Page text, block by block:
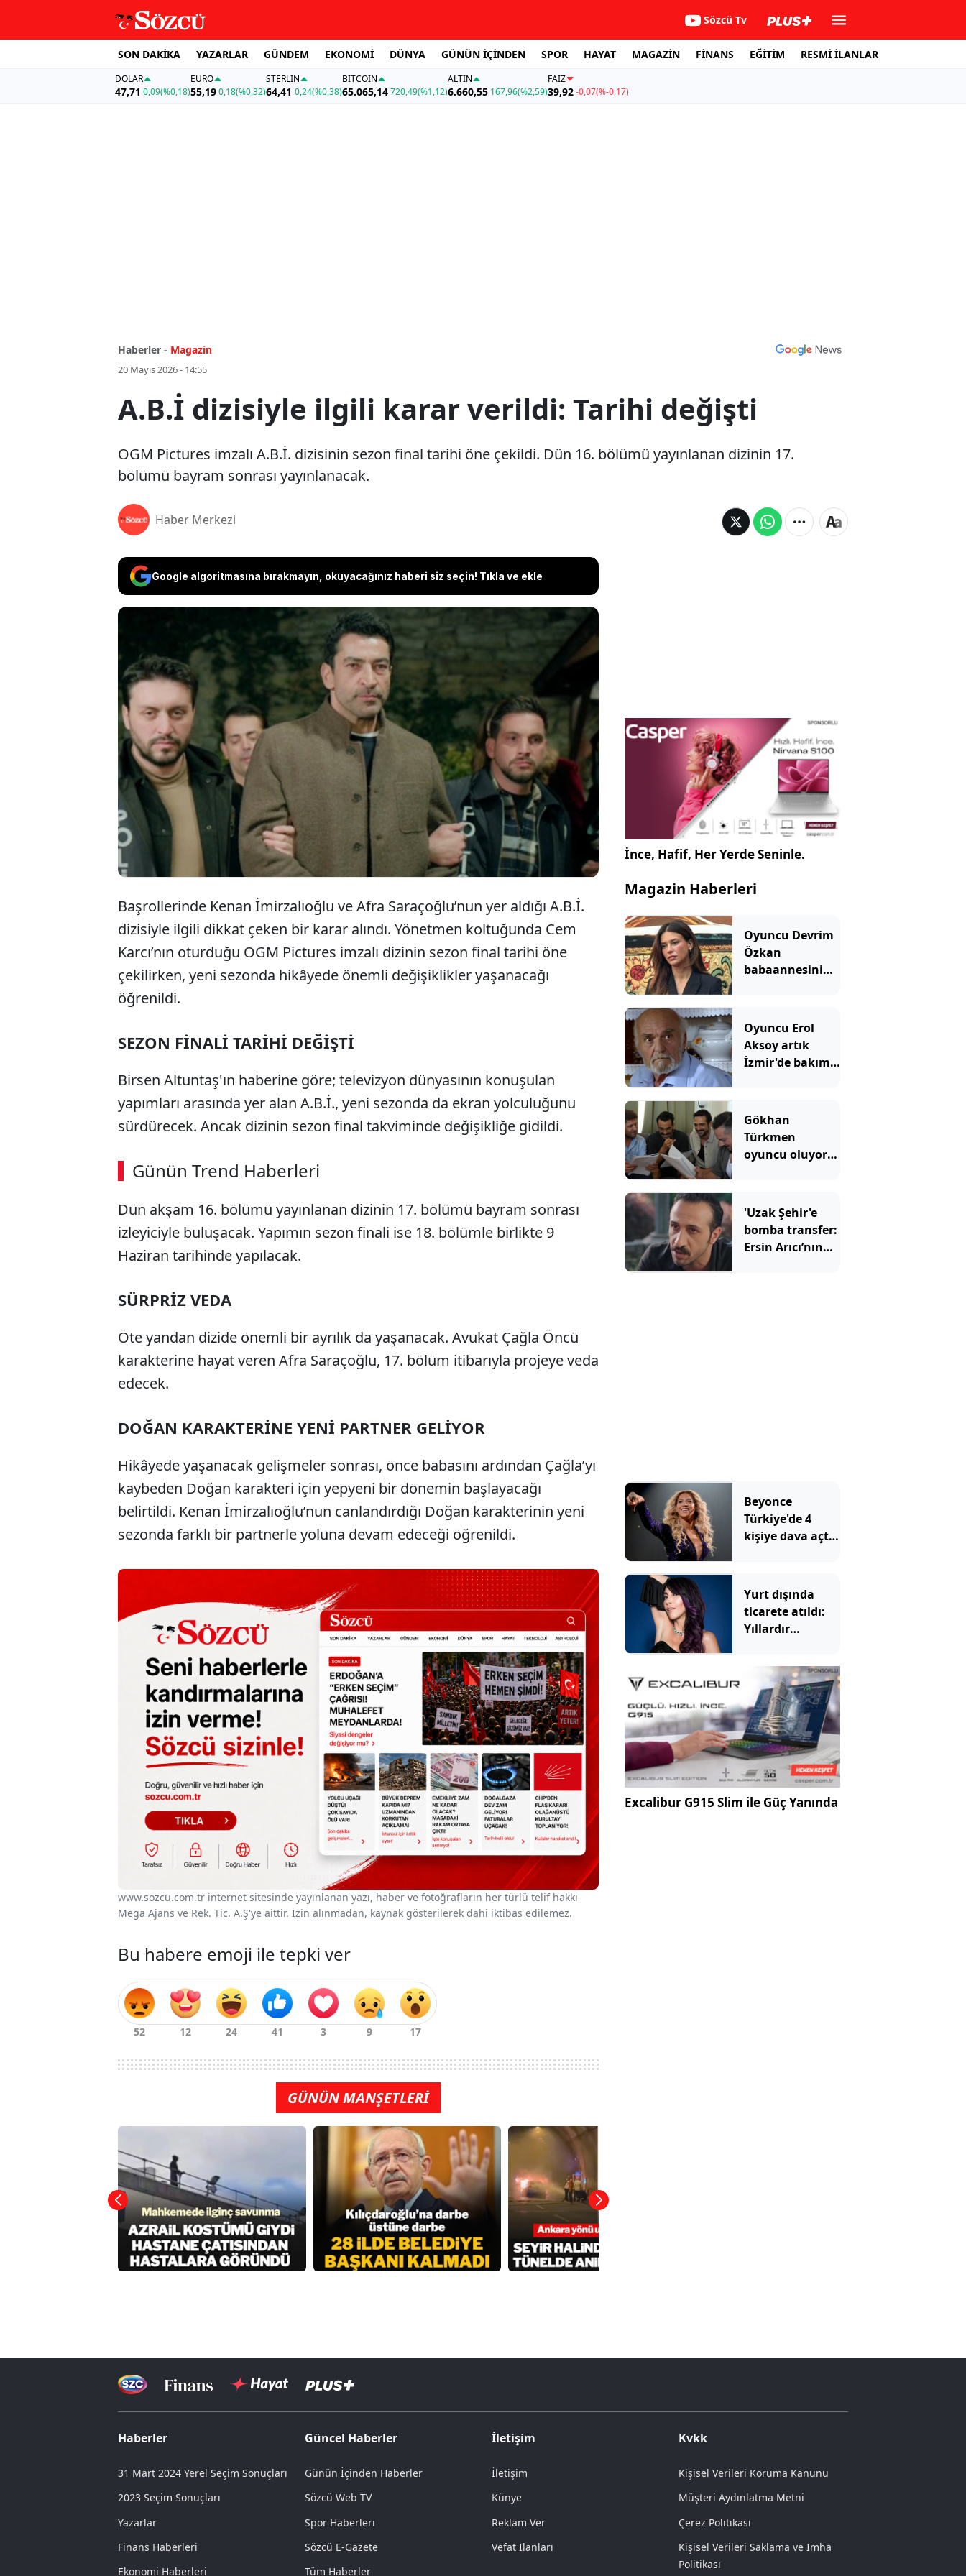
Sözcü Tv
SON DAKİKA YAZARLAR GÜNDEM EKONOMİ DÜNYA GÜNÜN İÇİNDEN SPOR HAYAT MAGAZİN FİNANS EĞİTİM RESMİ İLANLAR
DOLAR
47,71 0,09(%0,18)
EURO
55,19 0,18(%0,32)
STERLIN
64,41 0,24(%0,38)
BITCOIN
65.065,14720,49(%1,12)
ALTIN
6.660,55 167,96(%2,59)
FAİZ
39,92-0,07(%-0,17)
Haberler - Magazin
20 Mayıs 2026 - 14:55
A.B.İ dizisiyle ilgili karar verildi: Tarihi değişti
OGM Pictures imzalı A.B.İ. dizisinin sezon final tarihi öne çekildi. Dün 16. bölümü yayınlanan dizinin 17.
bölümü bayram sonrası yayınlanacak.
Haber Merkezi
Google algoritmasına bırakmayın, okuyacağınız haberi siz seçin! Tıkla ve ekle
OGM Pictures imzalı A.B.İ. dizisinin sezon final tarihi
öne çekildi. Dün 16. bölümü yayınlanan dizinin 17.
bölümü bayram sonrası yayınlanacak.
Başrollerinde Kenan İmirzalıoğlu ve Afra Saraçoğlu’nun yer aldığı A.B.İ.
dizisiyle ilgili dikkat çeken bir karar alındı. Yönetmen koltuğunda Cem
Karcı’nın oturduğu OGM Pictures imzalı dizinin sezon final tarihi öne
çekilirken, yeni sezonda hikâyede önemli değişiklikler yaşanacağı
öğrenildi.
SEZON FİNALİ TARİHİ DEĞİŞTİ
Birsen Altuntaş'ın haberine göre; televizyon dünyasının konuşulan
yapımları arasında yer alan A.B.İ., yeni sezonda da ekran yolculuğunu
sürdürecek. Ancak dizinin sezon final takviminde değişikliğe gidildi.
Günün Trend Haberleri
Dün akşam 16. bölümü yayınlanan dizinin 17. bölümü bayram sonrası
izleyiciyle buluşacak. Yapımın sezon finali ise 18. bölümle birlikte 9
Haziran tarihinde yapılacak.
SÜRPRİZ VEDA
Öte yandan dizide önemli bir ayrılık da yaşanacak. Avukat Çağla Öncü
karakterine hayat veren Afra Saraçoğlu, 17. bölüm itibarıyla projeye veda
edecek.
DOĞAN KARAKTERİNE YENİ PARTNER GELİYOR
Hikâyede yaşanacak gelişmeler sonrası, önce babasını ardından Çağla’yı
kaybeden Doğan karakteri için yepyeni bir dönemin başlayacağı
belirtildi. Kenan İmirzalıoğlu’nun canlandırdığı Doğan karakterinin yeni
sezonda farklı bir partnerle yoluna devam edeceği öğrenildi.
www.sozcu.com.tr internet sitesinde yayınlanan yazı, haber ve fotoğrafların her türlü telif hakkı
Mega Ajans ve Rek. Tic. A.Ş'ye aittir. İzin alınmadan, kaynak gösterilerek dahi iktibas edilemez.
Bu habere emoji ile tepki ver
GÜNÜN MANŞETLERİ
İnce, Hafif, Her Yerde Seninle.
Magazin Haberleri
Oyuncu Devrim
Özkan
babaannesini
Oyuncu Erol
Aksoy artık
İzmir'de bakım
Osman
amcasının son
hali ortaya çıktı
Gökhan
Türkmen
oyuncu oluyor:
katıldı
'Uzak Şehir'e
bomba transfer:
Ersin Arıcı’nın
Beyonce
Türkiye'de 4
kişiye dava açtı:
Yurt dışında
ticarete atıldı:
Yıllardır
eşyalarıyla para
kazanıyor
Excalibur G915 Slim ile Güç Yanında
Haberler
31 Mart 2024 Yerel Seçim Sonuçları
2023 Seçim Sonuçları
Yazarlar
Finans Haberleri
Ekonomi Haberleri
Güncel Haberler
Günün İçinden Haberler
Sözcü Web TV
Spor Haberleri
Sözcü E-Gazete
Tüm Haberler
İletişim
İletişim
Künye
Reklam Ver
Vefat İlanları
Kvkk
Kişisel Verileri Koruma Kanunu
Müşteri Aydınlatma Metni
Çerez Politikası
Kişisel Verileri Saklama ve İmha
Politikası